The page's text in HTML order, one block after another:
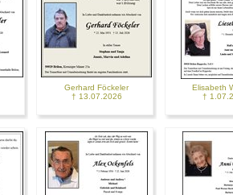
Gerhard Föckeler
† 13.07.2026
Elisabeth
†